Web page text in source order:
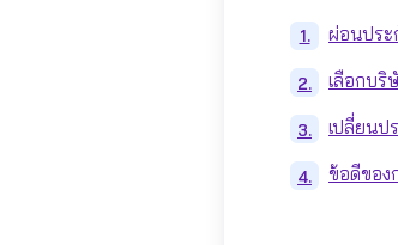
1. ผ่อนประ
2. เลือกบริ
3. เปลี่ยนป
4. ข้อดีของ